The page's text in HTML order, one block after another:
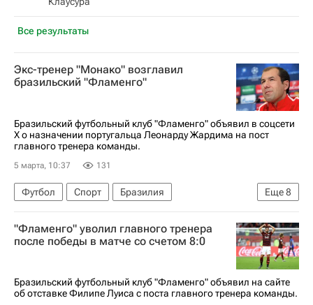
Все результаты
Экс-тренер "Монако" возглавил
бразильский "Фламенго"
Бразильский футбольный клуб "Фламенго" объявил в соцсети
Х о назначении португальца Леонарду Жардима на пост
главного тренера команды.
5 марта, 10:37 131
Еще8
Футбол Спорт
Бразилия
Южная Америка
ОАЭ
Леонарду Жардим
Филипе Луис
Фламенго
Монако
Чемпионат Франции по футболу (Лига 1)
"Фламенго" уволил главного тренера
после победы в матче со счетом 8:0
Бразильский футбольный клуб "Фламенго" объявил на сайте
об отставке Филипе Луиса с поста главного тренера команды.